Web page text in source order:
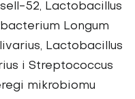
52, Lactobacillus
Longum
Lactobacillus
i Streptococcus
mikrobiomu